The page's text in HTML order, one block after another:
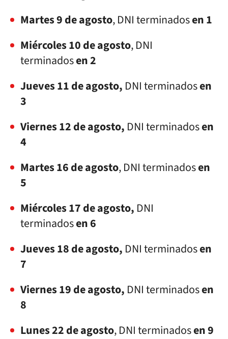
Martes 9 de agosto, DNI terminadosen 1
Miércoles 10 de agosto, DNI
terminadosen 2
Jueves 11 de agosto, DNI terminadosen
3
Viernes 12 de agosto, DNI terminadosen
4
Martes 16 de agosto, DNI terminadosen
5
Miércoles 17 de agosto, DNI
terminadosen 6
Jueves 18 de agosto, DNI terminadosen
7
Viernes 19 de agosto, DNI terminadosen
8
Lunes 22 de agosto, DNI terminadosen 9